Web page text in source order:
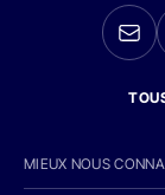
MIEUX NOUS